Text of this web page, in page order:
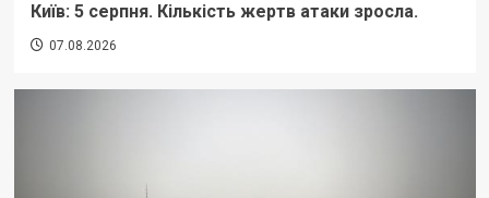
Київ: 5 серпня. Кількість жертв атаки зросла.
07.08.2026